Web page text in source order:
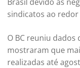
sindicatos ao redor
O BC reuniu dados
mostraram que
realizadas até